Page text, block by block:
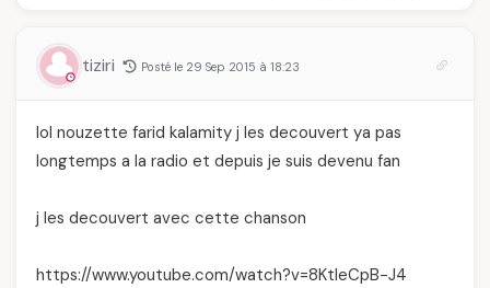
tiziri Posté le 29 Sep 2015 à 18:23
lol nouzette farid kalamity j les decouvert ya pas
longtemps a la radio et depuis je suis devenu fan
j les decouvert avec cette chanson
https://www.youtube.com/watch?v=8KtleCpB-J4